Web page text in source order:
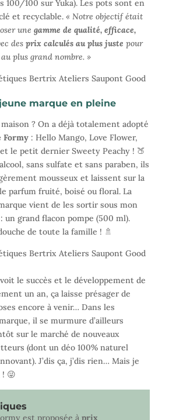
100/100 sur Yuka). Les pots sont en
et recyclable. « Notre objectif était
une gamme de qualité, efficace,
des prix calculés au plus juste pour
plus grand nombre. »
marque en pleine
? On a déjà totalement adopté
Formy: Hello Mango, Love Flower,
le petit dernier Sweety Peachy ! 🍑
sans sulfate et sans paraben, ils
mousseux et laissent sur la
parfum fruité, boisé ou floral. La
vient de les sortir sous mon
un grand flacon pompe (500 ml).
de toute la famille ! 🚿
le succès et le développement de
un an, ça laisse présager de
encore à venir… Dans les
il se murmure d’ailleurs
sur le marché de nouveaux
(dont un déo 100% naturel
J’dis ça, j’dis rien… Mais je
😜
est proposée à prix